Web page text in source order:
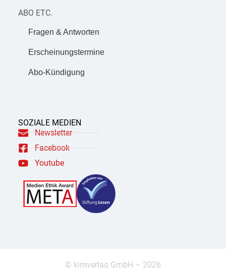
ABO ETC.
Fragen & Antworten
Erscheinungstermine
Abo-Kündigung
SOZIALE MEDIEN
Newsletter
Facebook
Youtube
© kimverlag GmbH – 2026